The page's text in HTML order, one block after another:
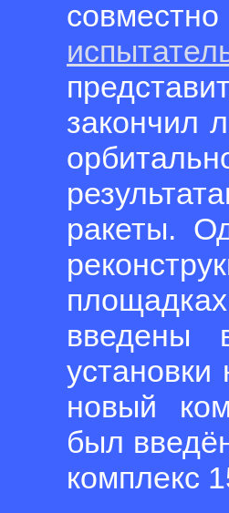
закончил
ракеты.
введены
новый
был
комплекс